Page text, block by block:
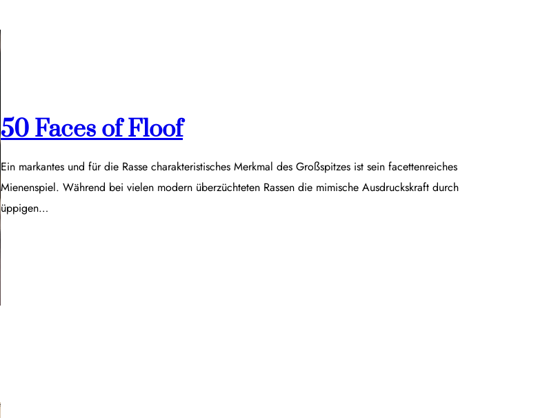
50 Faces of Floof
Ein markantes und für die Rasse charakteristisches Merkmal des Großspitzes ist sein facettenreiches
Mienenspiel. Während bei vielen modern überzüchteten Rassen die mimische Ausdruckskraft durch
üppigen…